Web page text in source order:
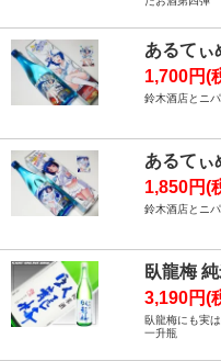
あるてぃ
1,700円(
鈴木酒店とニ
あるてぃ
1,850円(
鈴木酒店とニ
臥龍梅
3,190円(
臥龍梅にも実
一升瓶